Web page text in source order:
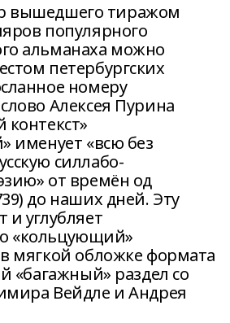
вышедшего тиражом
популярного
альманаха можно
петербургских
номеру
Алексея Пурина
контекст»
именует «всю без
силлабо-
от времён од
до наших дней. Эту
и углубляет
«кольцующий»
мягкой обложке формата
«багажный» раздел со
Вейдле и Андрея